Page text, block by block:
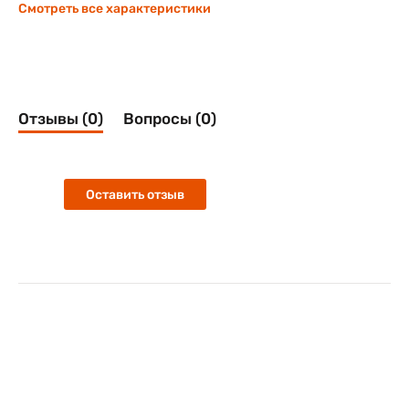
Смотреть все характеристики
Отзывы (0) Вопросы (0)
Оставить отзыв